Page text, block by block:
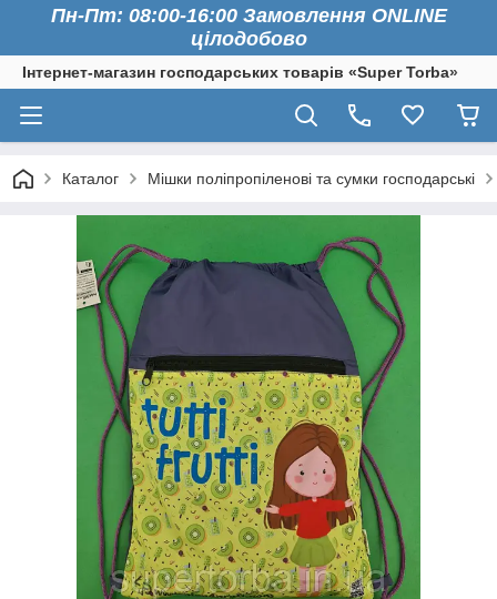
Пн-Пт: 08:00-16:00 Замовлення ONLINE
цілодобово
Інтернет-магазин господарських товарів «Super Torba»
Каталог Мішки поліпропіленові та сумки господарські